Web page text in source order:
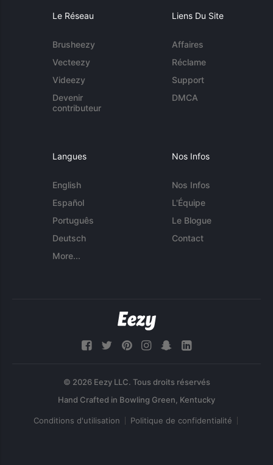
Le Réseau
Brusheezy
Vecteezy
Videezy
Devenir
contributeur
Liens Du Site
Affaires
Réclame
Support
DMCA
Langues
English
Español
Português
Deutsch
More...
Nos Infos
Nos Infos
L'Équipe
Le Blogue
Contact
© 2026 Eezy LLC. Tous droits réservés
Conditions d'utilisation Politique de confidentialité